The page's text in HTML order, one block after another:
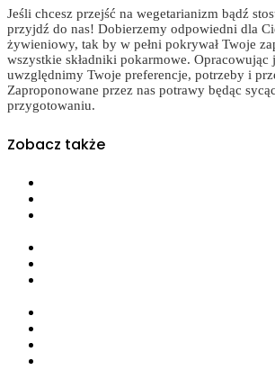
Jeśli chcesz przejść na wegetarianizm bądź
przyjdź do nas! Dobierzemy odpowiedni dla
żywieniowy, tak by w pełni pokrywał Twoje
wszystkie składniki pokarmowe. Opracowując
uwzględnimy Twoje preferencje, potrzeby i
Zaproponowane przez nas potrawy będąc
przygotowaniu.
Zobacz także